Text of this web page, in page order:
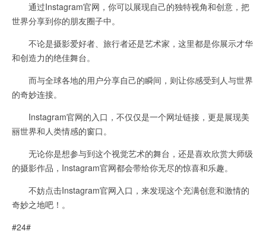
通过Instagram官网，你可以展现自己的独特视角和创意，把
世界分享到你的朋友圈子中。
不论是摄影爱好者、旅行者还是艺术家，这里都是你展示才华
和创造力的绝佳舞台。
而与全球各地的用户分享自己的瞬间，则让你感受到人与世界
的奇妙连接。
Instagram官网的入口，不仅仅是一个网址链接，更是展现美
丽世界和人类情感的窗口。
无论你是想参与到这个视觉艺术的舞台，还是喜欢欣赏大师级
的摄影作品，Instagram官网都会带给你无尽的惊喜和乐趣。
不妨点击Instagram官网入口，来发现这个充满创意和激情的
奇妙之地吧！。
#24#